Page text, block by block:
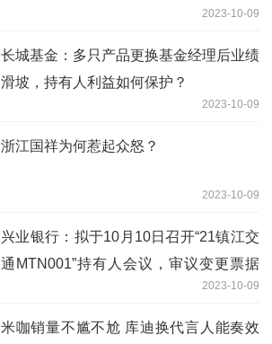
2023-10-09
长城基金：多只产品更换基金经理后业绩
滑坡，持有人利益如何保护？
2023-10-09
浙江国祥为何惹起众怒？
2023-10-09
兴业银行：拟于10月10日召开“21镇江交
通MTN001”持有人会议，审议变更票据
2023-10-09
米咖销量不尴不尬 库迪换代言人能奏效